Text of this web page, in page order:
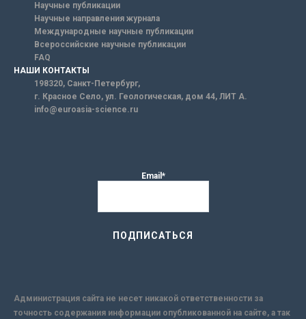
Научные публикации
Научные направления журнала
Международные научные публикации
Всероссийские научные публикации
FAQ
НАШИ КОНТАКТЫ
198320, Санкт-Петербург,
г. Красное Село, ул. Геологическая, дом 44, ЛИТ А.
info@euroasia-science.ru
Email*
Администрация сайта не несет никакой ответственности за
точность содержания информации опубликованной на сайте, а так